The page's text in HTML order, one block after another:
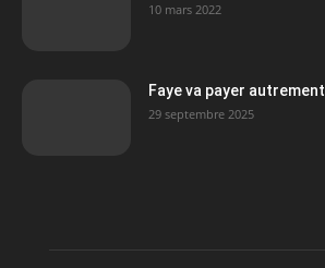
10 mars 2022
Faye va payer autrement
29 septembre 2025